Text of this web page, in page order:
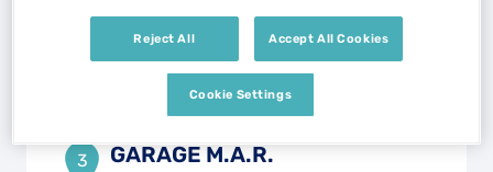
Téléphone
Voir plus
3 GARAGE M.A.R.
Reject All Accept All Cookies
Cookie Settings